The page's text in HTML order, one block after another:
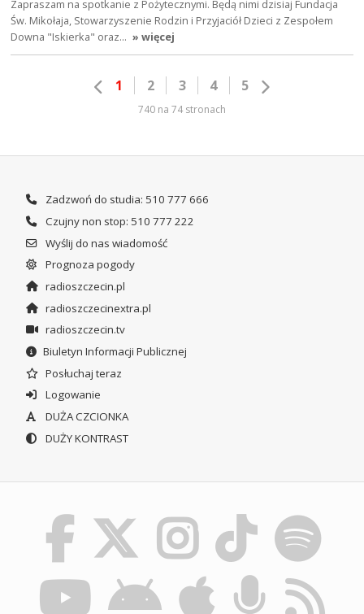
Zapraszam na spotkanie z Pożytecznymi. Będą nimi dzisiaj Fundacja
Św. Mikołaja, Stowarzyszenie Rodzin i Przyjaciół Dzieci z Zespołem
Downa "Iskierka" oraz… » więcej
1 2 3 4 5
740 na 74 stronach
Zadzwoń do studia: 510 777 666
Czujny non stop: 510 777 222
Wyślij do nas wiadomość
Prognoza pogody
radioszczecin.pl
radioszczecinextra.pl
radioszczecin.tv
Biuletyn Informacji Publicznej
Posłuchaj teraz
Logowanie
DUŻA CZCIONKA
DUŻY KONTRAST